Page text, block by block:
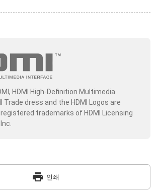
HDMI High-Definition Multimedia
Trade dress and the HDMI Logos are
trademarks of HDMI Licensing
print 인쇄